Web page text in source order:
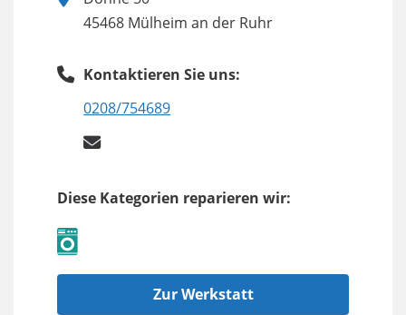
45468 Mülheim an der Ruhr
Kontaktieren Sie uns:
0208/754689
Diese Kategorien reparieren wir:
Zur Werkstatt